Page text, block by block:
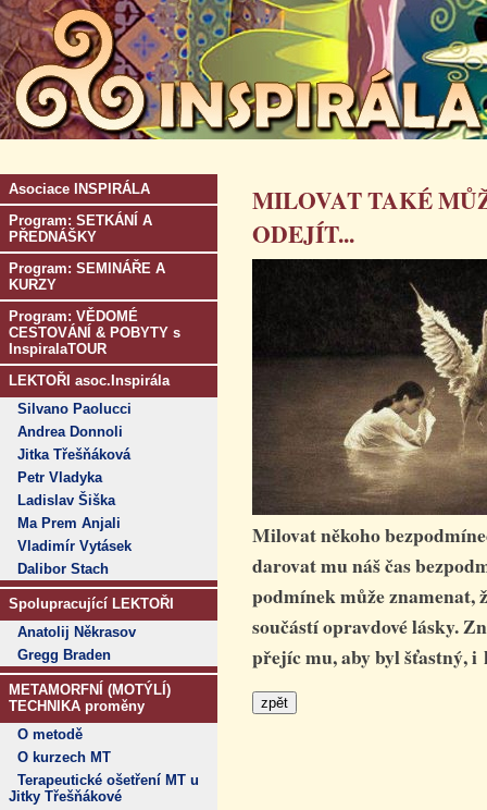
Asociace INSPIRÁLA
Program: SETKÁNÍ A
PŘEDNÁŠKY
Program: SEMINÁŘE A
KURZY
Program: VĚDOMÉ
CESTOVÁNÍ & POBYTY s
InspiralaTOUR
LEKTOŘI asoc.Inspirála
Silvano Paolucci
Andrea Donnoli
Jitka Třešňáková
Petr Vladyka
Ladislav Šiška
Ma Prem Anjali
Vladimír Vytásek
Dalibor Stach
Spolupracující LEKTOŘI
Anatolij Někrasov
Gregg Braden
METAMORFNÍ (MOTÝLÍ)
TECHNIKA proměny
O metodě
O kurzech MT
Terapeutické ošetření MT u
Jitky Třešňákové
MILOVAT TAKÉ
ODEJÍT...
Milovat někoho
darovat mu náš čas
podmínek může
součástí opravdové lásky.
přejíc mu, aby byl šťastný,